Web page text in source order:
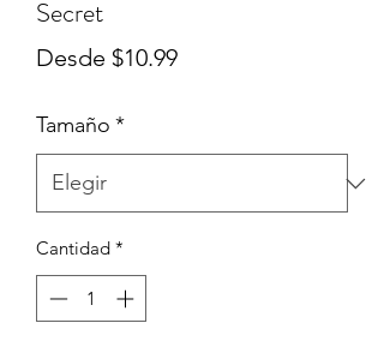
Secret
Desde $10.99Precio
Tamaño *
Cantidad *